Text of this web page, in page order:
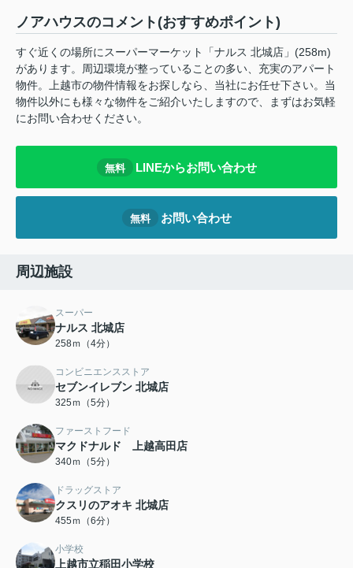
ノアハウスのコメント(おすすめポイント)
すぐ近くの場所にスーパーマーケット「ナルス 北城店」(258m)
があります。周辺環境が整っていることの多い、充実のアパート
物件。上越市の物件情報をお探しなら、当社にお任せ下さい。当
物件以外にも様々な物件をご紹介いたしますので、まずはお気軽
にお問い合わせください。
無料 LINEからお問い合わせ
無料 お問い合わせ
周辺施設
スーパー
ナルス 北城店
258ｍ（4分）
コンビニエンスストア
セブンイレブン 北城店
325ｍ（5分）
ファーストフード
マクドナルド 上越高田店
340ｍ（5分）
ドラッグストア
クスリのアオキ 北城店
455ｍ（6分）
小学校
上越市立稲田小学校